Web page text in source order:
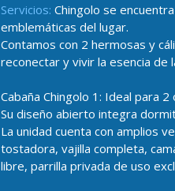
Servicios: Chingolo se
emblemáticas del lugar.
Contamos con 2 hermosas y
reconectar y vivir la esencia de
Cabaña Chingolo 1: Ideal para
Su diseño abierto integra
La unidad cuenta con amplios
tostadora, vajilla completa,
libre, parrilla privada de uso